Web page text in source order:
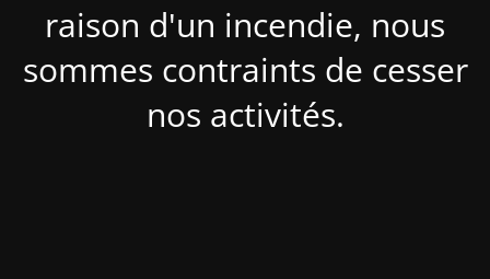
raison d'un incendie, nous
sommes contraints de cesser
nos activités.